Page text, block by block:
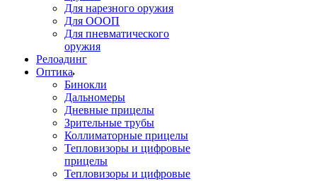
Для нарезного оружия
Для ОООП
Для пневматического
оружия
Релоадинг
Оптика
Бинокли
Дальномеры
Дневные прицелы
Зрительные трубы
Коллиматорные прицелы
Тепловизоры и цифровые
прицелы
Тепловизоры и цифровые